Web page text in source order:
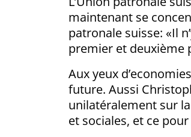
maintenant se
patronale suisse: «Il
premier et deuxième
Aux yeux
future. Aussi
unilatéralement sur
et sociales, et ce